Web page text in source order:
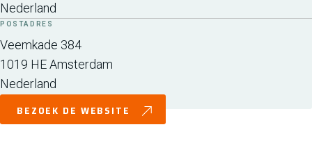
Nederland
POSTADRES
Veemkade 384
1019 HEAmsterdam
Nederland
BEZOEK DE WEBSITE